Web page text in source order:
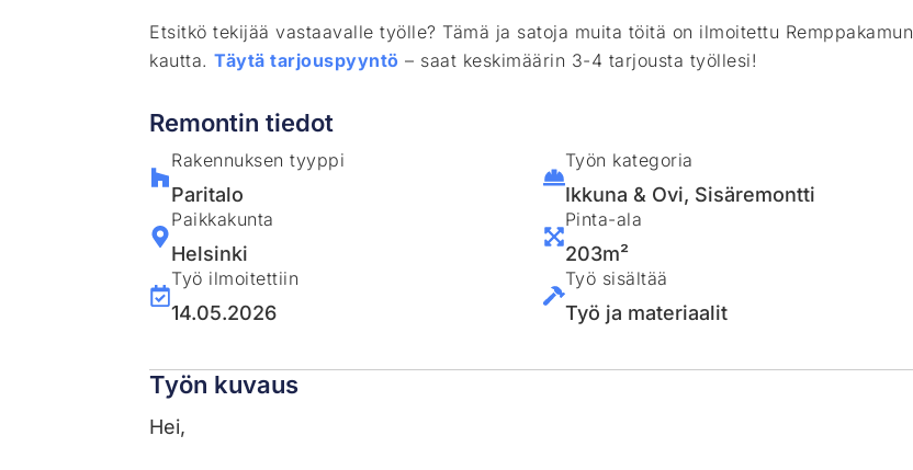
Etsitkö tekijää vastaavalle työlle? Tämä ja satoja muita töitä on ilmoitettu Remppakamun
kautta.Täytä tarjouspyyntö – saat keskimäärin 3-4 tarjousta työllesi!
Remontin tiedot
Rakennuksen tyyppi
Paritalo
Paikkakunta
Helsinki
Työ ilmoitettiin
14.05.2026
Työn kategoria
Ikkuna & Ovi, Sisäremontti
Pinta-ala
203m²
Työ sisältää
Työ ja materiaalit
Työn kuvaus
Hei,